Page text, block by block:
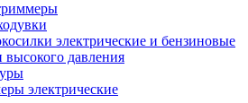
электрические и бензиновые
давления
электрические